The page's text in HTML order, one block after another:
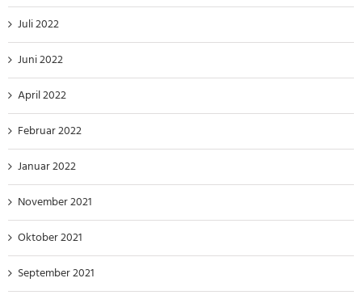
Juli 2022
Juni 2022
April 2022
Februar 2022
Januar 2022
November 2021
Oktober 2021
September 2021